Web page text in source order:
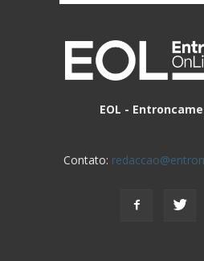
EOL -
Contato: